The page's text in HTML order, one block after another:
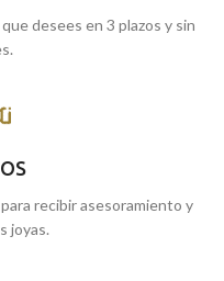
desees en 3 plazos y sin
recibir asesoramiento y
joyas.